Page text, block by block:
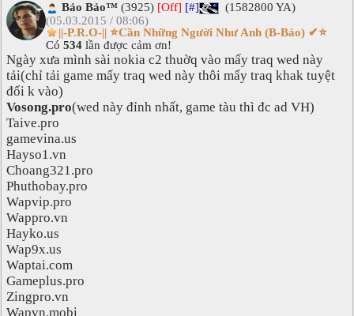
Bảo Bảo™ (3925) [Off] [#]
(1582800 YA)
(05.03.2015 / 08:06)
||-P.R.O-|| ⭐Cần Những Người Như Anh (B-Bảo) ✔⭐
Có 534 lần được cảm ơn!
Ngày xưa mình sài nokia c2 thuờq vào mấy traq wed này
tải(chỉ tải game mấy traq wed này thôi mấy traq khak tuyệt
đối k vào)
Vosong.pro(wed này đỉnh nhất, game tàu thì đc ad VH)
Taive.pro
gamevina.us
Hayso1.vn
Choang321.pro
Phuthobay.pro
Wapvip.pro
Wappro.vn
Hayko.us
Wap9x.us
Waptai.com
Gameplus.pro
Zingpro.vn
Wapvn.mobi